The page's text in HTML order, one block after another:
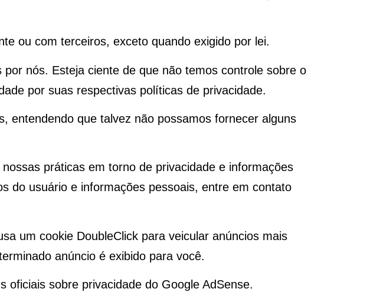
ou com terceiros, exceto quando exigido por lei.
nós. Esteja ciente de que não temos controle sobre o
por suas respectivas políticas de privacidade.
entendendo que talvez não possamos fornecer alguns
práticas em torno de privacidade e informações
do usuário e informações pessoais, entre em contato
um cookie DoubleClick para veicular anúncios mais
anúncio é exibido para você.
oficiais sobre privacidade do Google AdSense.